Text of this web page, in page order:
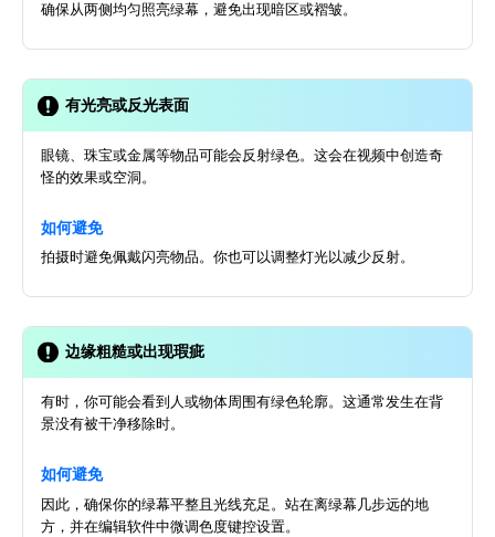
确保从两侧均匀照亮绿幕，避免出现暗区或褶皱。
有光亮或反光表面
眼镜、珠宝或金属等物品可能会反射绿色。这会在视频中创造奇
怪的效果或空洞。
如何避免
拍摄时避免佩戴闪亮物品。你也可以调整灯光以减少反射。
边缘粗糙或出现瑕疵
有时，你可能会看到人或物体周围有绿色轮廓。这通常发生在背
景没有被干净移除时。
如何避免
因此，确保你的绿幕平整且光线充足。站在离绿幕几步远的地
方，并在编辑软件中微调色度键控设置。